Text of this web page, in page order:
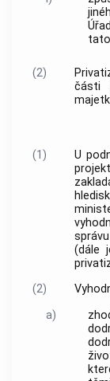
(2)
části
(1)
U
(dále
(2)
a)